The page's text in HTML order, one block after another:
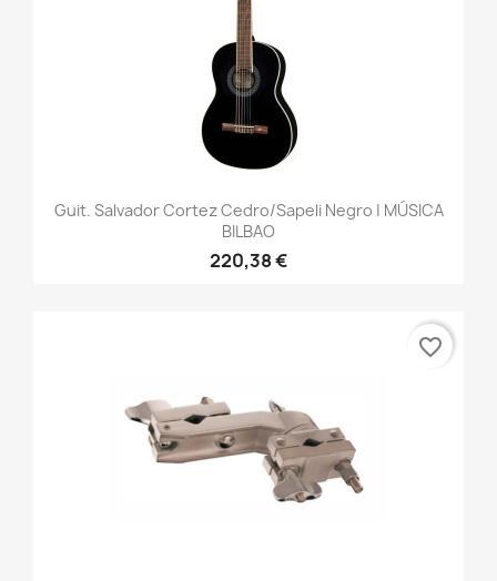
Guit. Salvador Cortez Cedro/sapeli Negro | MÚSICA
BILBAO
220,38 €
favorite_border